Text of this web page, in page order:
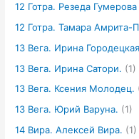
12 Готра. Резеда Гумерова
12 Готра. Тамара Амрита-
13 Вега. Ирина
13 Вега. Ирина Сатори. (1)
13 Вега. Ксения Молодец.
13 Вега. Юрий Варуна. (1)
14 Вира. Алексей Вира. (1)